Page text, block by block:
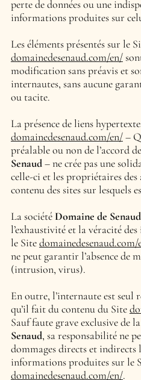
perte de données ou une
informations produites sur
Les éléments présentés sur le
domainedesenaud.com/en/
modification sans préavis et
internautes, sans aucune
ou tacite.
La présence de liens
domainedesenaud.com/en/–
préalable ou non de l’accord
Senaud– ne crée pas une
celle-ci et les propriétaires des
contenu des sites sur lesquels
La sociétéDomaine de Senaud
l’exhaustivité et la véracité
le Sitedomainedesenaud.com/
ne peut garantir l’absence de
(intrusion, virus).
En outre, l’internaute est seul
qu’il fait du contenu du Site
Sauf faute grave exclusive de
Senaud, sa responsabilité ne
dommages directs et indirects
informations produites sur le
domainedesenaud.com/en/.